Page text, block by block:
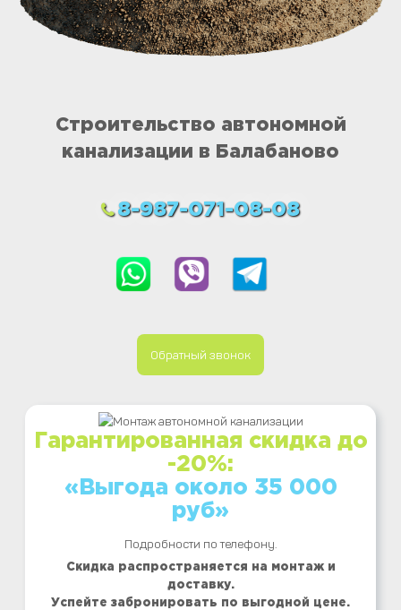
Строительство автономной
канализации в Балабаново
8-987-071-08-08
Обратный звонок
Гарантированная скидка до
-20%:
«Выгода около 35 000
руб»
Подробности по телефону.
Скидка распространяется на монтаж и
доставку.
Успейте забронировать по выгодной цене.